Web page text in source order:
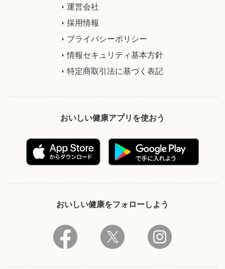
運営会社
採用情報
プライバシーポリシー
情報セキュリティ基本方針
特定商取引法に基づく表記
おいしい健康アプリを使おう
おいしい健康をフォローしよう